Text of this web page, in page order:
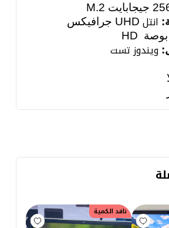
جيجابايت
M.2
انتل UHD جرافيكس
HD
ويندوز تست
نافد الكمية